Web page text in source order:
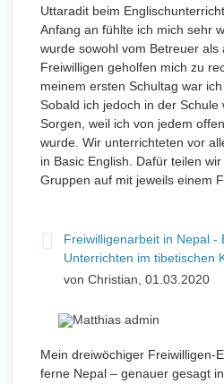
Uttaradit beim
Anfang an fühlte ich mich sehr
wurde sowohl vom Betreuer als
Freiwilligen geholfen mich zu
meinem ersten Schultag war
Sobald ich jedoch in der Schule
Sorgen, weil ich von jedem
wurde. Wir unterrichteten vor
in Basic English. Dafür teilen
Gruppen auf mit jeweils einem
Freiwilligenarbeit in Nepal -
Unterrichten im tibetischen
von Christian, 01.03.2020
Mein dreiwöchiger Freiwilligen-
ferne Nepal – genauer gesagt